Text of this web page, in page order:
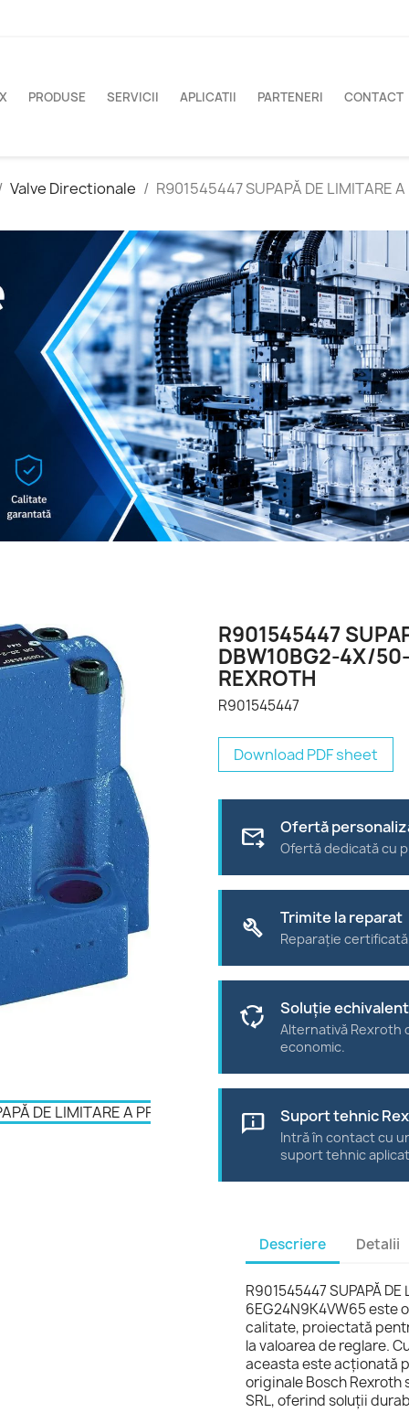
PRODUSE SERVICII APLICATII PARTENERI CONTACT
Valve Directionale R901545447 SUPAPĂ DE LIMITARE
R901545447
DBW10BG2-4X/
REXROTH
R901545447
Download PDF sheet
forward_to_inbox Ofertă
Ofertă dedicată cu
build Trimite la reparat
Reparație
cycle Soluție
Alternativă Rexroth
economic.
chat_info Suport tehnic
Intră în contact cu
suport tehnic
Descriere Detalii
R901545447 SUPAPĂ
6EG24N9K4VW65 este
calitate, proiectată
la valoarea de reglare.
aceasta este acționată
originale Bosch Rexroth
SRL, oferind soluții